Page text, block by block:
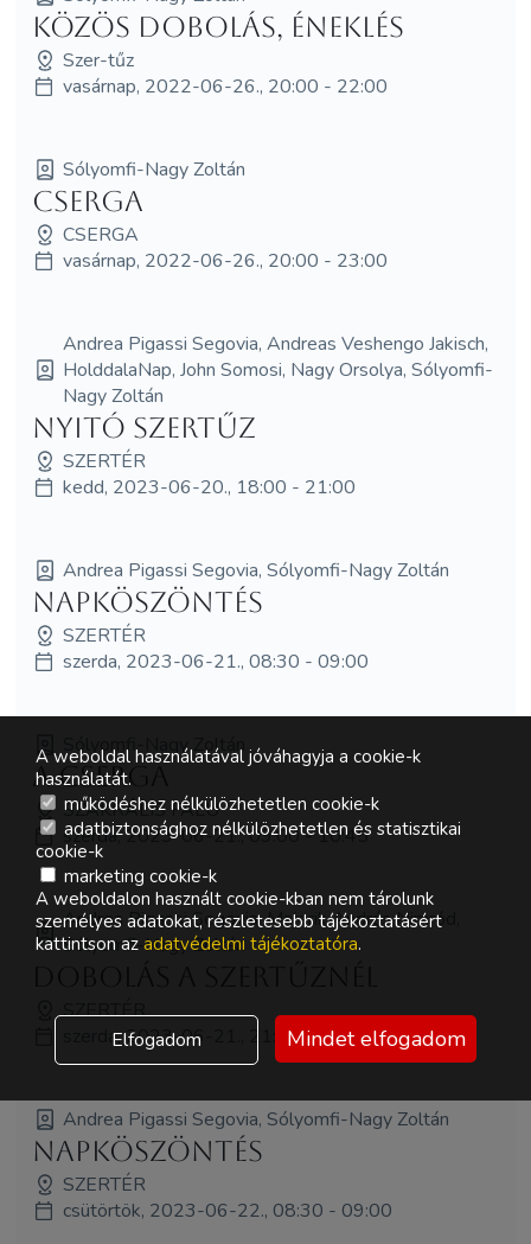
Közös dobolás, éneklés
Szer-tűz
vasárnap, 2022-06-26., 20:00 - 22:00
Sólyomfi-Nagy Zoltán
Cserga
CSERGA
vasárnap, 2022-06-26., 20:00 - 23:00
Andrea Pigassi Segovia, Andreas Veshengo Jakisch,
HolddalaNap, John Somosi, Nagy Orsolya, Sólyomfi-
Nagy Zoltán
Nyitó Szertűz
SZERTÉR
kedd, 2023-06-20., 18:00 - 21:00
Andrea Pigassi Segovia, Sólyomfi-Nagy Zoltán
Napköszöntés
SZERTÉR
szerda, 2023-06-21., 08:30 - 09:00
Sólyomfi-Nagy Zoltán
A cserga
SZAKRÁLIS FALU
szerda, 2023-06-21., 09:00 - 10:45
Andrea Pigassi Segovia, Majerik András Nimród,
Sólyomfi-Nagy Zoltán
SZERTÉR
szerda, 2023-06-21., 21:00 - 21:30
Andrea Pigassi Segovia, Sólyomfi-Nagy Zoltán
Napköszöntés
SZERTÉR
csütörtök, 2023-06-22., 08:30 - 09:00
A weboldal használatával jóváhagyja a cookie-k
használatát.
működéshez nélkülözhetetlen cookie-k
adatbiztonsághoz nélkülözhetetlen és statisztikai
cookie-k
marketing cookie-k
A weboldalon használt cookie-kban nem tárolunk
személyes adatokat, részletesebb tájékoztatásért
kattintson az adatvédelmi tájékoztatóra.
Elfogadom Mindet elfogadom